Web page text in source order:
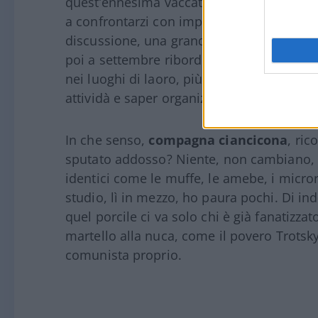
a confrontarzi con importanti sfide, con
discussione, una grandissima scuola di
poi a settembre riborderemo nei nostri
nei luoghi di laoro, più conzapevoli e
attividà e saper organizzuare la
In che senso, compagna ciancicona,
sputato addosso? Niente, non
identici come le muffe, le amebe, i
studio, lì in mezzo, ho paura pochi. Di
quel porcile ci va solo chi è già
martello alla nuca, come il povero
comunista proprio.